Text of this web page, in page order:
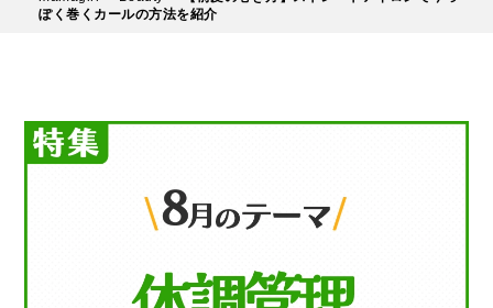
ぽく巻くカールの方法を紹介